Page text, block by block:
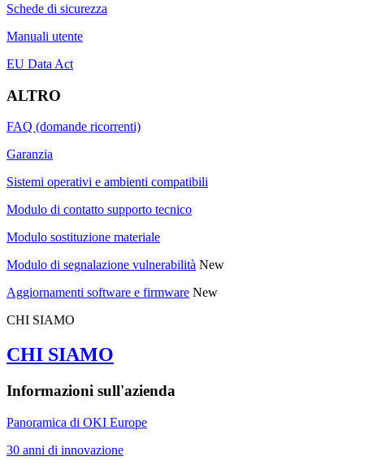
Schede di sicurezza
Manuali utente
EU Data Act
ALTRO
FAQ (domande ricorrenti)
Garanzia
Sistemi operativi e ambienti compatibili
Modulo di contatto supporto tecnico
Modulo sostituzione materiale
Modulo di segnalazione vulnerabilità New
Aggiornamenti software e firmware New
CHI SIAMO
CHI SIAMO
Informazioni sull'azienda
Panoramica di OKI Europe
30 anni di innovazione